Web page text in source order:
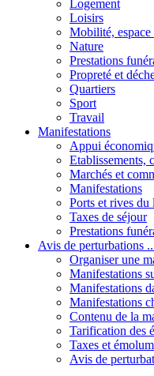
Logement
Loisirs
Mobilité,
Nature
Prestations
Propreté et
Quartiers
Sport
Travail
Manifestations
Appui
Etablissements,
Marchés et
Manifestations
Ports et rives du
Taxes de séjour
Prestations
Avis de perturbations
Organiser une
Manifestations
Manifestations
Manifestations
Contenu de la
Tarification des
Taxes et
Avis de